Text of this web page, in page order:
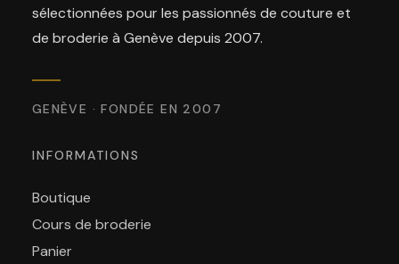
sélectionnées pour les passionnés de couture et
de broderie à Genève depuis 2007.
GENÈVE · FONDÉE EN 2007
INFORMATIONS
Boutique
Cours de broderie
Panier